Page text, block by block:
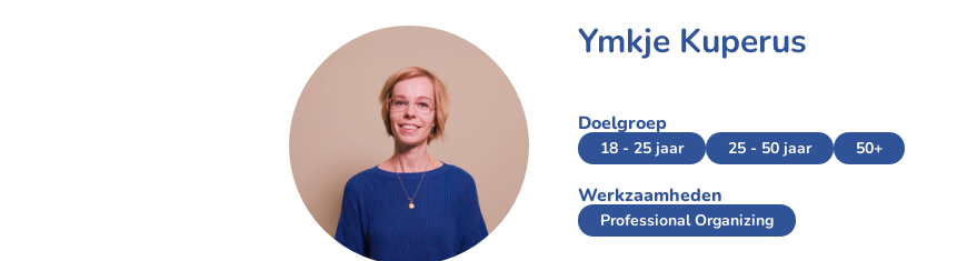
Ymkje Kuperus
Doelgroep
18 - 25 jaar 25 - 50 jaar 50+
Werkzaamheden
Professional Organizing